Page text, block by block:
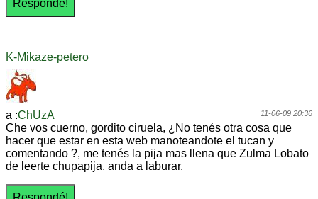
K-Mikaze-petero
11-06-09 20:36
a :ChUzA
Che vos cuerno, gordito ciruela, ¿No tenés otra cosa que
hacer que estar en esta web manoteandote el tucan y
comentando ?, me tenés la pija mas llena que Zulma Lobato
de leerte chupapija, anda a laburar.